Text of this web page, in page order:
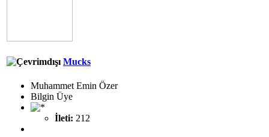
Mucks
Muhammet Emin Özer
Bilgin Üye
İleti: 212